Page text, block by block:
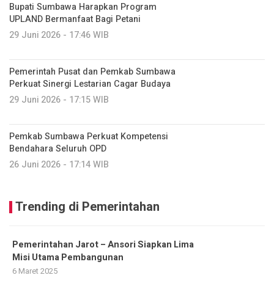
Bupati Sumbawa Harapkan Program
UPLAND Bermanfaat Bagi Petani
29 Juni 2026 - 17:46 WIB
Pemerintah Pusat dan Pemkab Sumbawa
Perkuat Sinergi Lestarian Cagar Budaya
29 Juni 2026 - 17:15 WIB
Pemkab Sumbawa Perkuat Kompetensi
Bendahara Seluruh OPD
26 Juni 2026 - 17:14 WIB
Trending di Pemerintahan
Pemerintahan Jarot – Ansori Siapkan Lima
Misi Utama Pembangunan
6 Maret 2025